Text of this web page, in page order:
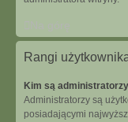
Rangi
Kim są
Administratorzy są
posiadającymi